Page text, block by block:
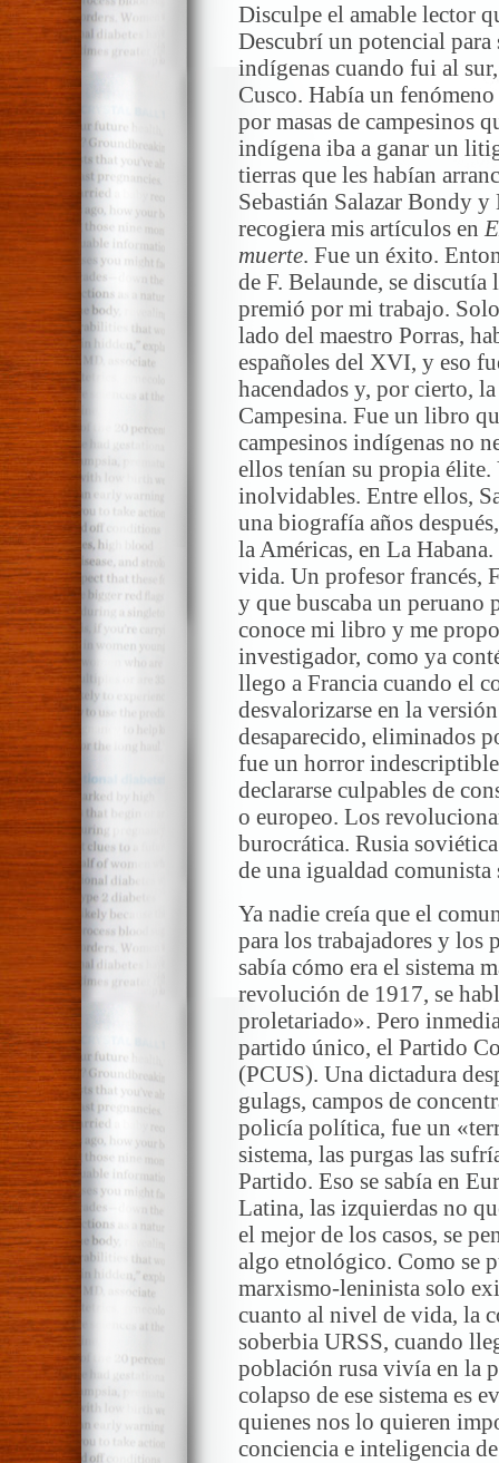
Disculpe el amable lector
Descubrí un potencial
indígenas cuando fui al
Cusco. Había un
por masas de campesinos
indígena iba a ganar un
tierras que les habían
Sebastián Salazar Bondy
recogiera mis artículos en
muerte. Fue un éxito.
de F. Belaunde, se
premió por mi trabajo.
lado del maestro Porras,
españoles del XVI, y eso
hacendados y, por cierto,
Campesina. Fue un libro
campesinos indígenas no
ellos tenían su propia
inolvidables. Entre ellos,
una biografía años
la Américas, en La
vida. Un profesor francés,
y que buscaba un peruano
conoce mi libro y me
investigador, como ya
llego a Francia cuando el
desvalorizarse en la
desaparecido, eliminados
fue un horror
declararse culpables de
o europeo. Los
burocrática. Rusia
de una igualdad comunista
Ya nadie creía que el
para los trabajadores y los
sabía cómo era el sistema
revolución de 1917, se
proletariado». Pero
partido único, el Partido
(PCUS). Una dictadura
gulags, campos de
policía política, fue un
sistema, las purgas las
Partido. Eso se sabía en
Latina, las izquierdas no
el mejor de los casos, se
algo etnológico. Como se
marxismo-leninista solo
cuanto al nivel de vida, la
soberbia URSS, cuando
población rusa vivía en la
colapso de ese sistema es
quienes nos lo quieren
conciencia e inteligencia